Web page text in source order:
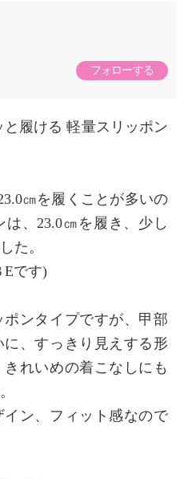
フォローする
と履ける 軽量スリッポン
㎝を履くことが多いの
、23.0㎝を履き、少し
た。
Eです)
ンタイプですが、甲部
、すっきり見えする形
れいめの着こなしにも
ン、フィット感なので